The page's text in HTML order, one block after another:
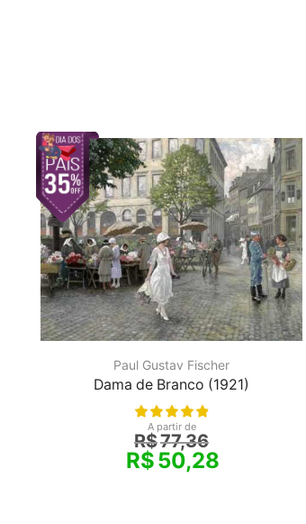
Paul Gustav Fischer
Dama de Branco (1921)
A partir de
R$77,36
R$50,28